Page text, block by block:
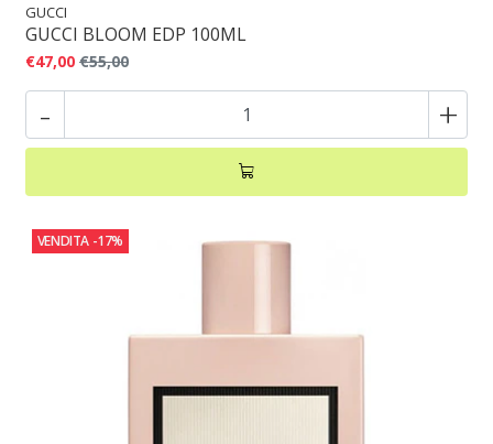
GUCCI
GUCCI BLOOM EDP 100ML
€47,00 €55,00
- +
VENDITA -17%